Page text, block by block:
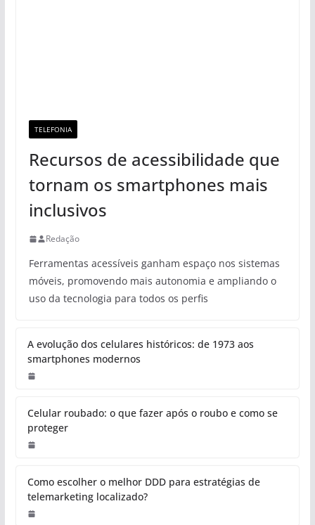
TELEFONIA
Recursos de acessibilidade que
tornam os smartphones mais
inclusivos
Redação
Ferramentas acessíveis ganham espaço nos sistemas
móveis, promovendo mais autonomia e ampliando o
uso da tecnologia para todos os perfis
A evolução dos celulares históricos: de 1973 aos
smartphones modernos
Celular roubado: o que fazer após o roubo e como se
proteger
Como escolher o melhor DDD para estratégias de
telemarketing localizado?